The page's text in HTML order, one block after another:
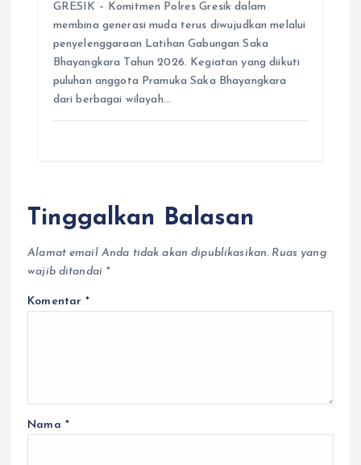
GRESIK – Komitmen Polres Gresik dalam
membina generasi muda terus diwujudkan melalui
penyelenggaraan Latihan Gabungan Saka
Bhayangkara Tahun 2026. Kegiatan yang diikuti
puluhan anggota Pramuka Saka Bhayangkara
dari berbagai wilayah…
Tinggalkan Balasan
Alamat email Anda tidak akan dipublikasikan. Ruas yang
wajib ditandai *
Komentar*
Nama *